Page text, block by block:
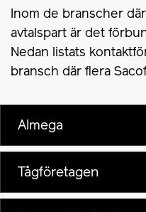
Inom de branscher
avtalspart är det
Nedan listats
bransch där flera
Almega
Tågföretagen